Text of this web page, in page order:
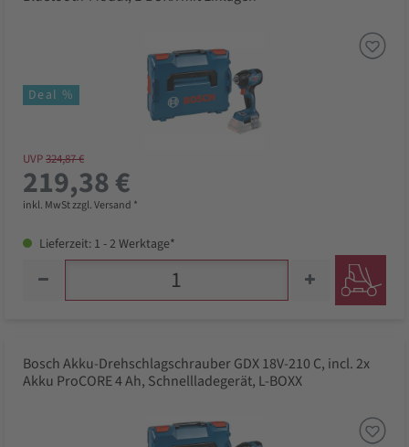
Deal %
UVP324,87 €
219,38 €
inkl. MwSt zzgl. Versand *
Lieferzeit: 1 - 2 Werktage*
Bosch Akku-Drehschlagschrauber GDX 18V-210 C, incl. 2x
Akku ProCORE 4 Ah, Schnellladegerät, L-BOXX